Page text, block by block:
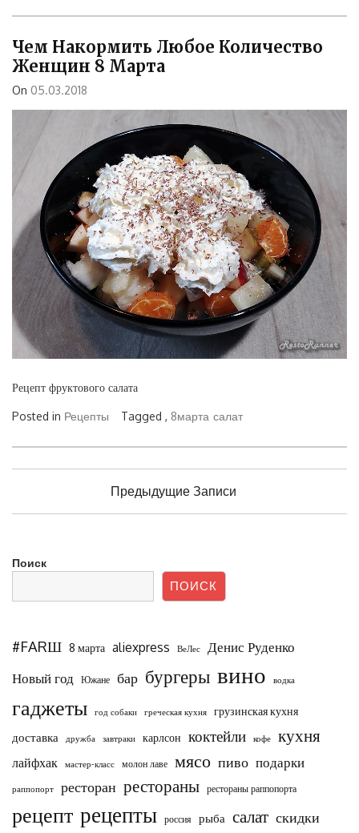
Чем Накормить Любое Количество
Женщин 8 Марта
On 05.03.2018
Рецепт фруктового салата
Posted in Рецепты Tagged , 8марта салат
записям
Предыдущие Записи
Поиск
ПОИСК
#FARШ 8 марта aliexpress ВеЛес Денис Руденко
Новый год Южане бар бургеры вино водка
гаджеты год собаки греческая кухня грузинская кухня
доставка дружба завтраки карлсон коктейли кофе кухня
лайфхак мастер-класс молон лаве мясо пиво подарки
раппопорт ресторан рестораны рестораны раппопорта
рецепт рецепты россия рыба салат скидки